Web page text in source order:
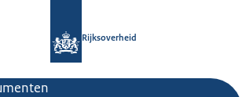
Rijksoverheid